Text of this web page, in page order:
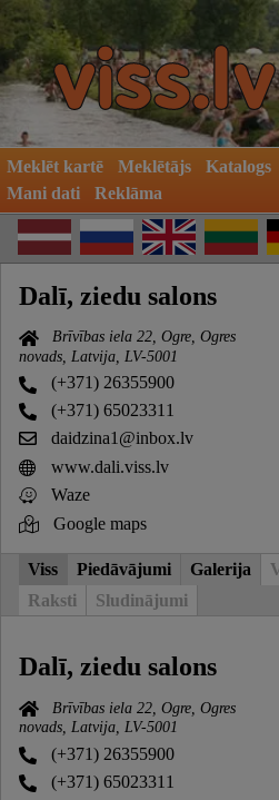
Meklēt kartē Meklētājs Katalogs
Mani dati
Reklāma
Dalī, ziedu salons
Brīvības iela 22, Ogre, Ogres
novads, Latvija, LV-5001
(+371) 26355900
(+371) 65023311
daidzina1@inbox.lv
www.dali.viss.lv
Waze
Google maps
Viss Piedāvājumi Galerija
Raksti
Sludinājumi
Dalī, ziedu salons
Brīvības iela 22, Ogre, Ogres
novads, Latvija, LV-5001
(+371) 26355900
(+371) 65023311